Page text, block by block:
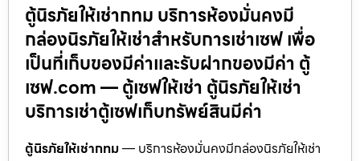
ตู้นิรภัยให้เช่ากทม บริการห้องมั่นคงมี
กล่องนิรภัยให้เช่าสำหรับการเช่าเซฟ เพื่อ
เป็นที่เก็บของมีค่าและรับฝากของมีค่า ตู้
เซฟ.com — ตู้เซฟให้เช่า ตู้นิรภัยให้เช่า
บริการเช่าตู้เซฟเก็บทรัพย์สินมีค่า
ตู้นิรภัยให้เช่ากทม— บริการห้องมั่นคงมีกล่องนิรภัยให้เช่า